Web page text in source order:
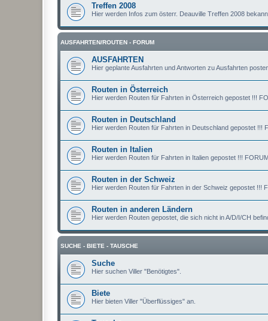
Treffen 2008
Hier werden Infos zum österr. Deauville Treffen 2008
AUSFAHRTEN/ROUTEN - FORUM
AUSFAHRTEN
Hier geplante Ausfahrten und Antworten zu Ausfahrten
Routen in Österreich
Hier werden Routen für Fahrten in Österreich gepostet !!!
Routen in Deutschland
Hier werden Routen für Fahrten in Deutschland gepostet !!!
Routen in Italien
Hier werden Routen für Fahrten in Italien gepostet !!!
Routen in der Schweiz
Hier werden Routen für Fahrten in der Schweiz gepostet !!!
Routen in anderen Ländern
Hier werden Routen gepostet, die sich nicht in A/D/I/CH
SUCHE - BIETE - TAUSCHE
Suche
Hier suchen Viller "Benötigtes".
Biete
Hier bieten Viller "Überflüssiges" an.